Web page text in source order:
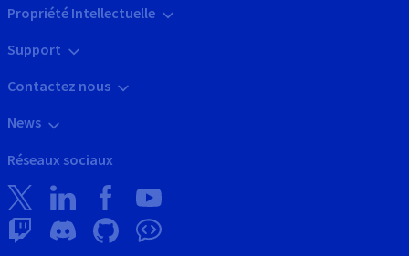
Propriété Intellectuelle
Support
Contactez nous
News
Réseaux sociaux